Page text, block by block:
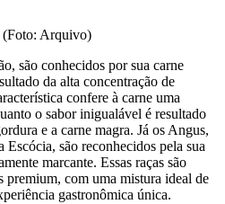
(Foto: Arquivo)
são conhecidos por sua carne
da alta concentração de
confere à carne uma
o sabor inigualável é resultado
e a carne magra. Já os Angus,
são reconhecidos pela sua
marcante. Essas raças são
premium, com uma mistura ideal de
gastronômica única.